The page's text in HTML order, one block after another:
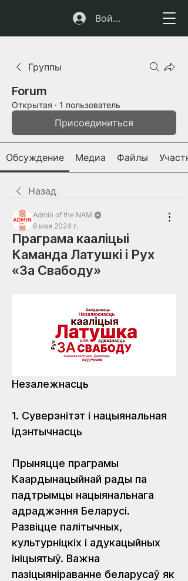
Войти
Группы
Forum
Открытая · 1 пользователь
Присоединиться
Обсуждение Медиа Файлы
Назад
Admin of the NAM
8 мая 2024 г.
Праграма кааліцыі
Каманда Латушкі і Рух
«За Свабоду»
Незалежнасць
1. Суверэнітэт і нацыянальная
ідэнтычнасць
Прыняцце праграмы
Каардынацыйнай рады па
падтрымцы нацыянальнага
адраджэння Беларусі.
Развіцце палітычных,
культурніцкіх і адукацыйных
ініцыятыў. Важна
пазіцыяніраванне беларусаў як